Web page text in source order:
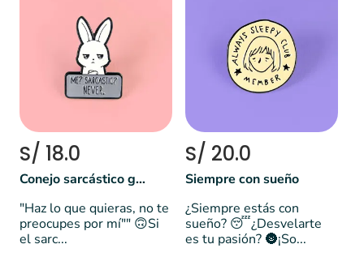
S/ 18.0
Conejo sarcástico gruñón
"Haz lo que quieras, no te
preocupes por mí"" 🙃Si
el sarc...
S/ 20.0
Siempre con sueño
¿Siempre estás con
sueño? 😴¿Desvelarte
es tu pasión? 🌚¡So...